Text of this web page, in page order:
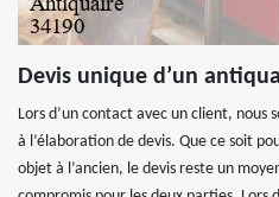
Devis unique d’un
Lors d’un contact avec un client, nous
à l’élaboration de devis. Que ce soit
objet à l’ancien, le devis reste un